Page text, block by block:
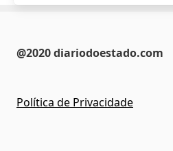
@2020 diariodoestado.com
Política de Privacidade